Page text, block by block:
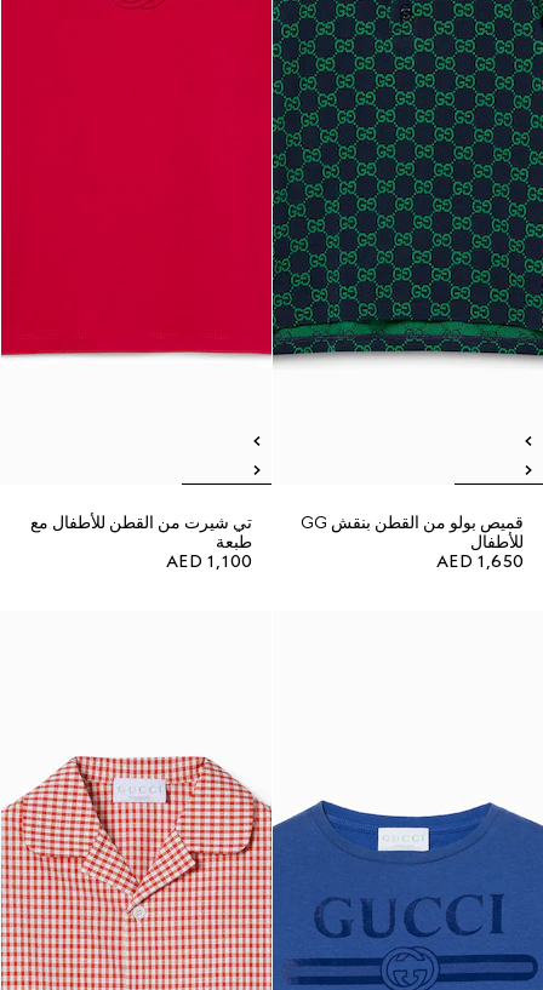
قميص بولو من القطن بنقش GG
للأطفال
AED 1,650
تي شيرت من القطن للأطفال مع
طبعة
AED 1,100